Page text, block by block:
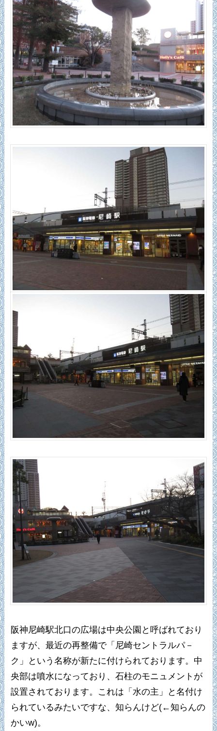
阪神尼崎駅北口の広場は中央公園と呼ばれており
ますが、最近の再整備で「尼崎セントラルパ－
ク」という名称が新たに付けられております。中
央部は噴水になっており、石柱のモニュメントが
設置されております。これは「水の主」と名付け
られているみたいですな、知らんけど(←知らんの
かいw)。